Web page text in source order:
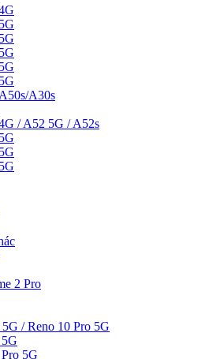
A30s
/ A52 5G / A52s
2 Pro
/ Reno 10 Pro 5G
5G